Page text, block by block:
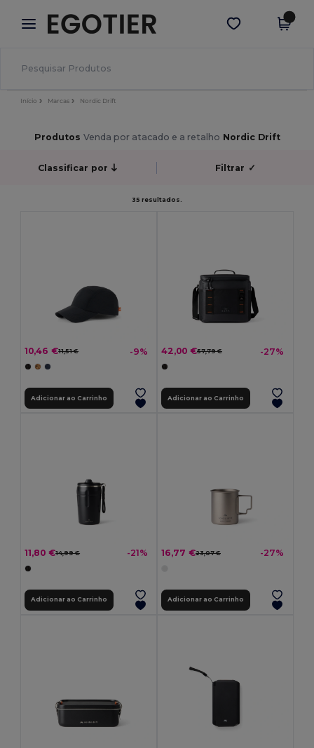
× App Egotier
Melhores preços na app!
Obter app
Início Marcas Nordic Drift
Produtos Venda por atacado e a retalho Nordic Drift
Classificar por Filtrar ✓
35 resultados.
10,46 €11,51 € -9%
Adicionar ao Carrinho
42,00 €57,79 € -27%
Adicionar ao Carrinho
11,80 €14,99 € -21%
Adicionar ao Carrinho
16,77 €23,07 € -27%
Adicionar ao Carrinho